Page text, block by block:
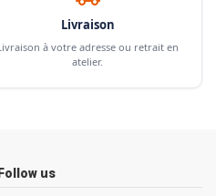
Livraison
à votre adresse ou retrait en
atelier.
Follow us